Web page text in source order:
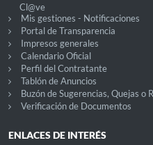
Cl@ve
Mis gestiones - Notificaciones
Portal de Transparencia
Impresos generales
Calendario Oficial
Perfil del Contratante
Tablón de Anuncios
Buzón de Sugerencias, Quejas o
Verificación de Documentos
ENLACES DE INTERÉS